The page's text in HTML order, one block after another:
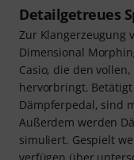
Detailgetreues
Zur Klangerzeugung
Dimensional
Casio, die den
hervorbringt.
Dämpferpedal, sind
Außerdem werden
simuliert. Gespielt